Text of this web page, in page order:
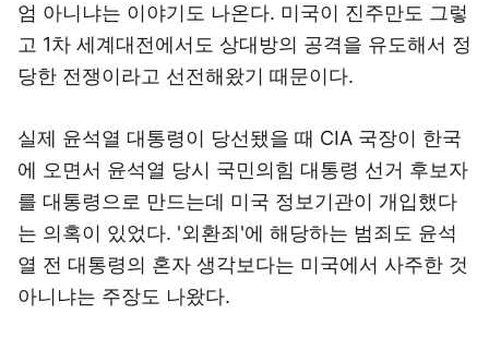
엄 아니냐는 이야기도 나온다. 미국이 진주만도 그렇
고 1차 세계대전에서도 상대방의 공격을 유도해서 정
당한 전쟁이라고 선전해왔기 때문이다.
실제 윤석열 대통령이 당선됐을 때 CIA 국장이 한국
에 오면서 윤석열 당시 국민의힘 대통령 선거 후보자
를 대통령으로 만드는데 미국 정보기관이 개입했다
는 의혹이 있었다. '외환죄'에 해당하는 범죄도 윤석
열 전 대통령의 혼자 생각보다는 미국에서 사주한 것
아니냐는 주장도 나왔다.